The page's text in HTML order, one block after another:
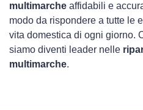
multimarche affidabili e
modo da rispondere a tutte le
vita domestica di ogni giorno.
siamo diventi leader nelle
multimarche.